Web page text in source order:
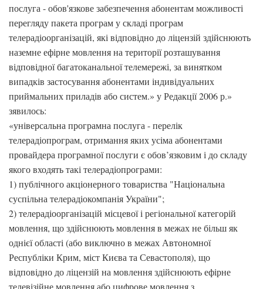
послуга - обов'язкове забезпечення абонентам можливості
перегляду пакета програм у складі програм
телерадіоорганізацій, які відповідно до ліцензій здійснюють
наземне ефірне мовлення на території розташування
відповідної багатоканальної телемережі, за винятком
випадків застосування абонентами індивідуальних
приймальних приладів або систем.» у Редакції 2006 р.»
зявилось:
«універсальна програмна послуга - перелік
телерадіопрограм, отримання яких усіма абонентами
провайдера програмної послуги є обов’язковим і до складу
якого входять такі телерадіопрограми:
1) публічного акціонерного товариства "Національна
суспільна телерадіокомпанія України";
2) телерадіоорганізацій місцевої і регіональної категорій
мовлення, що здійснюють мовлення в межах не більш як
однієї області (або виключно в межах Автономної
Республіки Крим, міст Києва та Севастополя), що
відповідно до ліцензій на мовлення здійснюють ефірне
телевізійне мовлення або цифрове мовлення з